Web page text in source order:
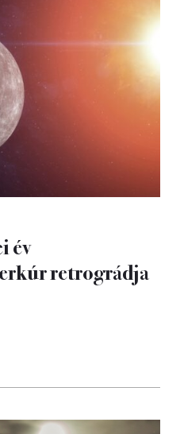
év
retrográdja